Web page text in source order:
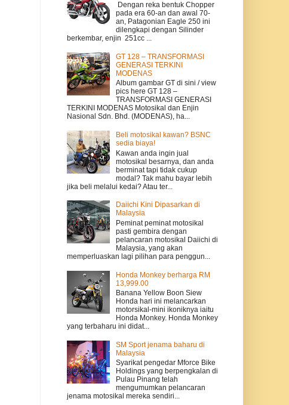
Dengan reka bentuk Chopper
pada era 60-an dan awal 70-
an, Patagonian Eagle 250 ini
dilengkapi dengan Silinder
berkembar, enjin 251cc ...
GT 128 – TRANSFORMASI
GENERASI TERKINI
MODENAS
Album gambar GT di sini / view
pics here GT 128 –
TRANSFORMASI GENERASI
TERKINI MODENAS Motosikal dan Enjin
Nasional Sdn. Bhd. (MODENAS), ha...
Beli motosikal kawan? BSNC
sedia biaya!
Kawan anda ingin jual
motosikal besarnya, dan anda
berminat tapi tidak cukup
modal? Tak mahu bayar lebih
jika beli melalui kedai? Atau ter...
Daiichi Kini Dipasarkan di
Malaysia
Peminat peminat motosikal
pasti gembira dengan
pelancaran motosikal Daiichi di
Malaysia, yang akan
memperluaskan lagi pilihan para penggun...
Honda Monkey berharga RM
13,999.00
Banana Yellow Boon Siew
Honda hari ini melancarkan
motorsikal-mini ikoniknya iaitu
Honda Monkey. Honda Monkey
yang terbaharu ini didat...
SM Sport jenama baharu di
Malaysia
Syarikat pengedar Mforce Bike
Holdings yang berpengkalan di
Pulau Pinang telah
mengumumkan pelancaran
jenama motosikal mereka sendiri...